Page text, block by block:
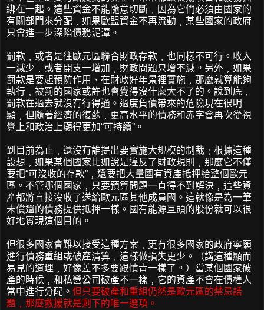
綁在一起。這些資金不能隨意切斷﹐因為它們必須由國家的
有關部門來分配﹐如果歐盟資金不再流動﹐某些國家的政府
只會進一步深陷債務泥潭。
罰款﹐或者是往歐元區聯合財政存款﹐也同樣不可行。收入
一減少﹐或者開支一增加﹐財政問題只增不減。另外﹐如果
罰款是要起預防作用、在財政好年景裡實施﹐那麼就算能夠
執行﹐被罰的國家或許也會覺得沒什麼大不了的。說到底﹐
罰款在過去就沒有行得通。過度負債帶來的危險現在很明
顯﹐但隨著經濟的復蘇﹐更高水平的債務和赤字會再次從視
覺上和政治上顯得更加“可持續”。
到目前為止﹐還沒有誰提出要實施大規模的制裁﹔根據這種
設想﹐如果某個國家比如說是違反了財政規則﹐那麼它不僅
要把“可沒收的存款”﹐還要把大量國有資產抵押給整個歐元
區。不管哪個國家﹐只要預算問題一直得不到解決﹐這些資
產都將直接沒收了送給歐元區其他成員國。這就像是為一筆
未償還的債務提供抵押一樣。國有能源巨頭的股份就可以很
好地實現這個目的。
但很多國家會難以接受這種方案﹐更有很多國家的政府寧願
進行債務重組或破產清算﹐這樣做損失更少。（講這種顯而
易見的道理﹐好像差不多要跟憤青一樣了。）當某個國家破
產的時候﹐和私營公司破產不一樣﹐它的資產不會在債權人
當中進行分配。 但只要破產和重組仍然是歐元區的禁忌話
題﹐那麼救援就是剩下的唯一選項。